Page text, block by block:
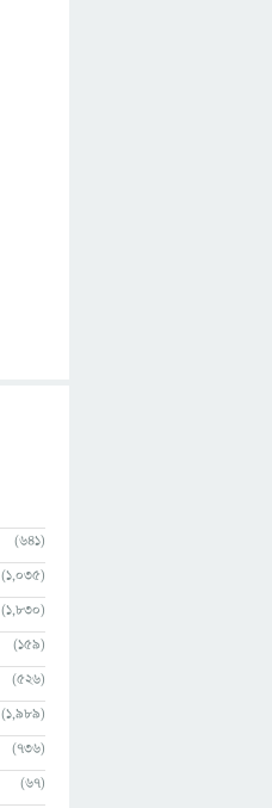
(641)
(1,035)
(1,830)
(159)
(526)
(1,989)
(736)
(67)